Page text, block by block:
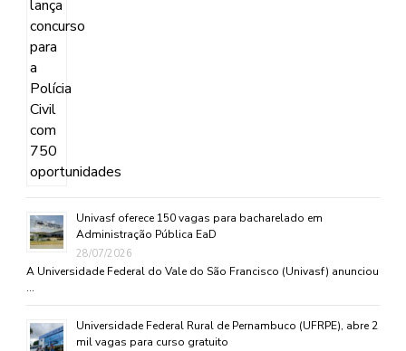
Univasf oferece 150 vagas para bacharelado em
Administração Pública EaD
28/07/2026
A Universidade Federal do Vale do São Francisco (Univasf) anunciou
…
Universidade Federal Rural de Pernambuco (UFRPE), abre 2
mil vagas para curso gratuito